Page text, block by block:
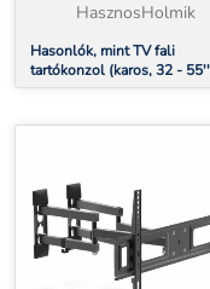
HasznosHolmik
Hasonlók, mint TV fali
tartókonzol (karos, 32 -